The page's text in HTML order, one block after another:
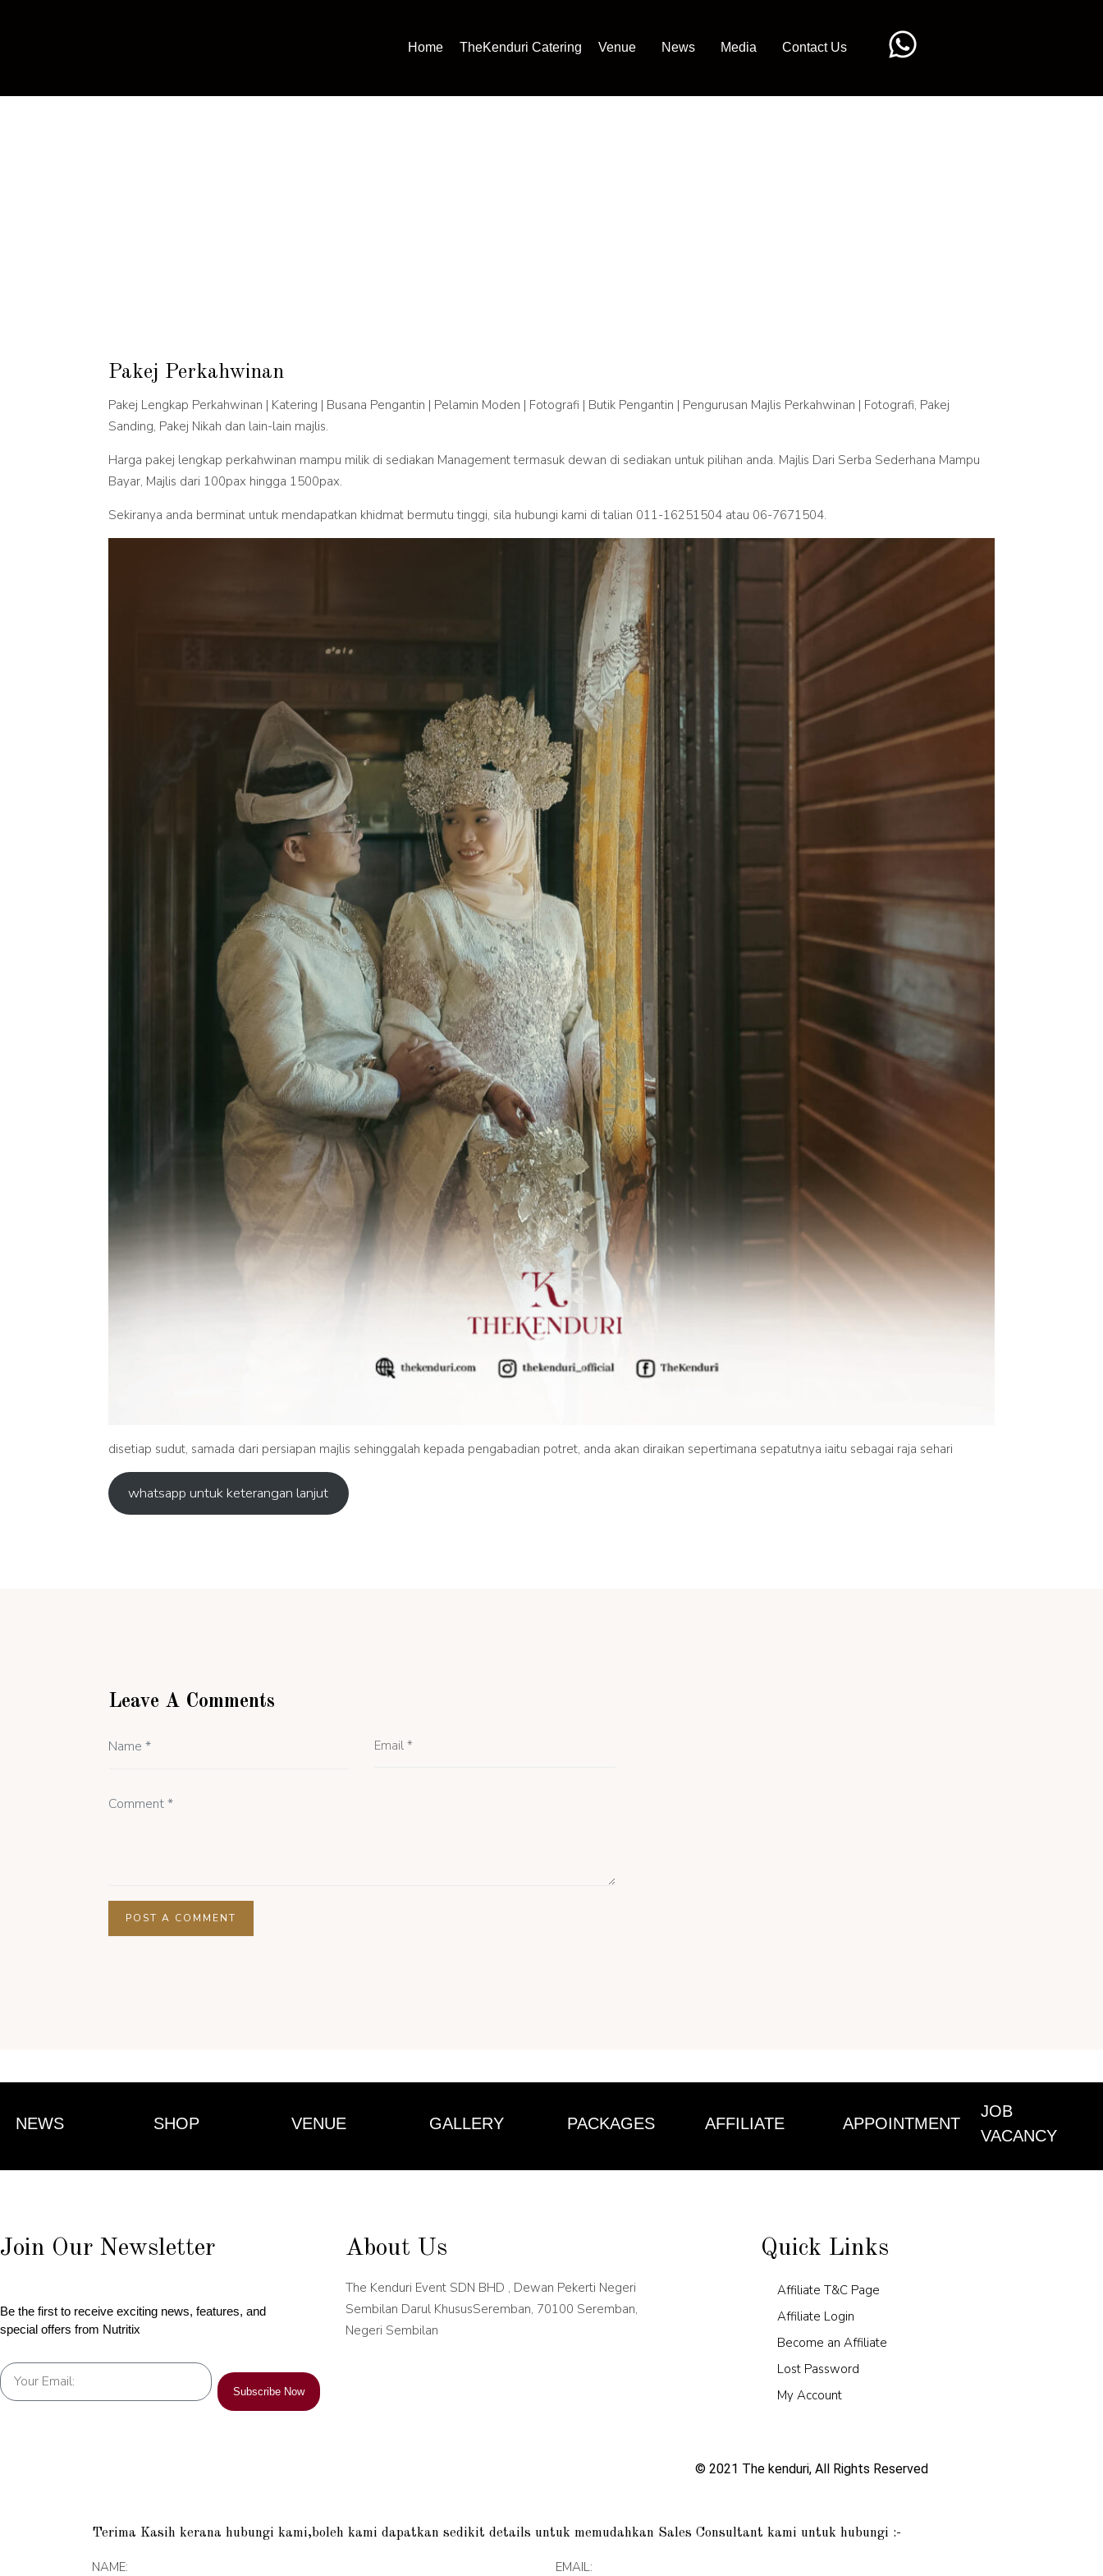
Home TheKenduri Catering Venue News Media Contact Us
Pakej Perkahwinan
Pakej Lengkap Perkahwinan | Katering | Busana Pengantin | Pelamin Moden | Fotografi | Butik Pengantin | Pengurusan Majlis Perkahwinan | Fotografi, Pakej
Sanding, Pakej Nikah dan lain-lain majlis.
Harga pakej lengkap perkahwinan mampu milik di sediakan Management termasuk dewan di sediakan untuk pilihan anda. Majlis Dari Serba Sederhana Mampu
Bayar, Majlis dari 100pax hingga 1500pax.
Sekiranya anda berminat untuk mendapatkan khidmat bermutu tinggi, sila hubungi kami di talian 011-16251504 atau 06-7671504.
disetiap sudut, samada dari persiapan majlis sehinggalah kepada pengabadian potret, anda akan diraikan sepertimana sepatutnya iaitu sebagai raja sehari
whatsapp untuk keterangan lanjut
Leave A Comments
NEWS SHOP VENUE GALLERY PACKAGES AFFILIATE APPOINTMENT
JOB
VACANCY
Join Our Newsletter
Be the first to receive exciting news, features, and
special offers from Nutritix
Subscribe Now
About Us
The Kenduri Event SDN BHD , Dewan Pekerti Negeri
Sembilan Darul KhususSeremban, 70100 Seremban,
Negeri Sembilan
Quick Links
Affiliate T&C Page
Affiliate Login
Become an Affiliate
Lost Password
My Account
© 2021 The kenduri, All Rights Reserved
Terima Kasih kerana hubungi kami,boleh kami dapatkan sedikit details untuk memudahkan Sales Consultant kami untuk hubungi :-
NAME: EMAIL: